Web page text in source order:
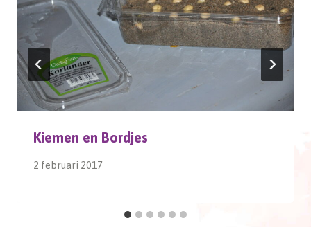
Kiemen en Bordjes
2 februari 2017